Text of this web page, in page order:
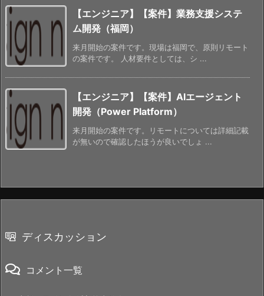
【エンジニア】【案件】業務支援システ
ム開発（福岡）
来月開始の案件です。現場は福岡で、原則リモート
の案件です。 人材要件としては、シ ...
【エンジニア】【案件】AIエージェント
開発（Power Platform）
来月開始の案件です。リモートについては詳細記載
が無いので確認したほうが良いでしょ ...
ディスカッション
コメント一覧